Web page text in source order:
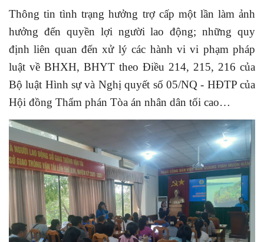
Thông tin tình trạng hưởng trợ cấp một lần làm ảnh
hưởng đến quyền lợi người lao động; những quy
định liên quan đến xử lý các hành vi vi phạm pháp
luật về BHXH, BHYT theo Điều 214, 215, 216 của
Bộ luật Hình sự và Nghị quyết số 05/NQ - HĐTP của
Hội đồng Thẩm phán Tòa án nhân dân tối cao…